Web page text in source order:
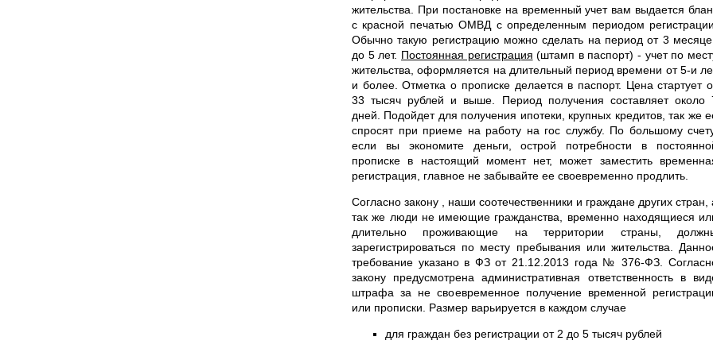
жительства. При постановке на временный учет вам выдается
с красной печатью ОМВД с определенным периодом регистрации.
Обычно такую регистрацию можно сделать на период от 3
до 5 лет. Постоянная регистрация (штамп в паспорт) - учет по
жительства, оформляется на длительный период времени от 5-и
и более. Отметка о прописке делается в паспорт. Цена стартует
33 тысяч рублей и выше. Период получения составляет около
дней. Подойдет для получения ипотеки, крупных кредитов, так же
спросят при приеме на работу на гос службу. По большому
если вы экономите деньги, острой потребности в
прописке в настоящий момент нет, может заместить
регистрация, главное не забывайте ее своевременно продлить.
Согласно закону , наши соотечественники и граждане других стран,
так же люди не имеющие гражданства, временно находящиеся
длительно проживающие на территории страны,
зарегистрироваться по месту пребывания или жительства.
требование указано в ФЗ от 21.12.2013 года № 376-ФЗ.
закону предусмотрена административная ответственность в
штрафа за не своевременное получение временной
или прописки. Размер варьируется в каждом случае
для граждан без регистрации от 2 до 5 тысяч рублей